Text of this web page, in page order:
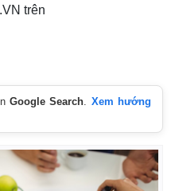
trên
Google Search
Xem hướng